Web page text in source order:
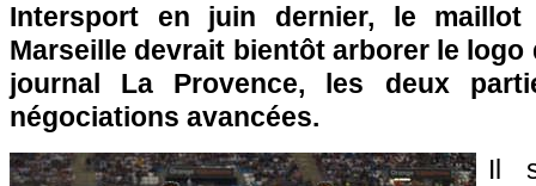
Intersport en juin dernier, le maillot
Marseille devrait bientôt arborer le logo
journal La Provence, les deux
négociations avancées.
Il